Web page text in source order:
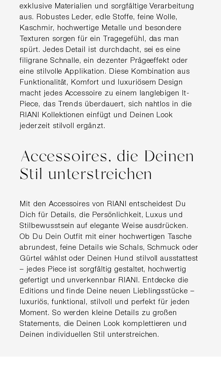
exklusive Materialien und sorgfältige Verarbeitung
aus. Robustes Leder, edle Stoffe, feine Wolle,
Kaschmir, hochwertige Metalle und besondere
Texturen sorgen für ein Tragegefühl, das man
spürt. Jedes Detail ist durchdacht, sei es eine
filigrane Schnalle, ein dezenter Prägeeffekt oder
eine stilvolle Applikation. Diese Kombination aus
Funktionalität, Komfort und luxuriösem Design
macht jedes Accessoire zu einem langlebigen It-
Piece, das Trends überdauert, sich nahtlos in die
RIANI Kollektionen einfügt und Deinen Look
jederzeit stilvoll ergänzt.
Accessoires, die Deinen
Stil unterstreichen
Mit den Accessoires von RIANI entscheidest Du
Dich für Details, die Persönlichkeit, Luxus und
Stilbewusstsein auf elegante Weise ausdrücken.
Ob Du Dein Outfit mit einer hochwertigen Tasche
abrundest, feine Details wie Schals, Schmuck oder
Gürtel wählst oder Deinen Hund stilvoll ausstattest
– jedes Piece ist sorgfältig gestaltet, hochwertig
gefertigt und unverkennbar RIANI. Entdecke die
Editions und finde Deine neuen Lieblingsstücke –
luxuriös, funktional, stilvoll und perfekt für jeden
Moment. So werden kleine Details zu großen
Statements, die Deinen Look komplettieren und
Deinen individuellen Stil unterstreichen.